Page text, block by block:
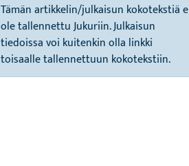
Tämän artikkelin/julkaisun kokotekstiä
ole tallennettu Jukuriin. Julkaisun
tiedoissa voi kuitenkin olla linkki
toisaalle tallennettuun kokotekstiin.